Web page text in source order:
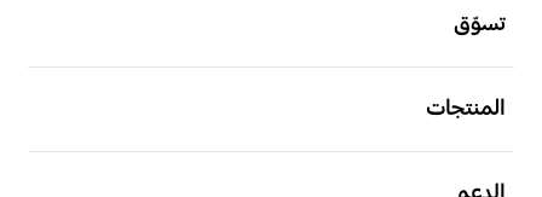
تسوّق
المنتجات